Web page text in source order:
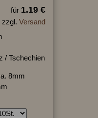
für 1.19 €
zzgl. Versand
/ Tschechien
8mm